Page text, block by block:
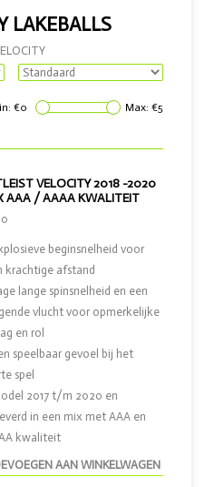
LAKEBALLS
€0 Max: €5
VELOCITY 2018 -2020
AAA / AAAA KWALITEIT
AAN WINKELWAGEN
beginsnelheid voor
krachtige afstand
lange spinsnelheid en een
vlucht voor opmerkelijke
en rol
speelbaar gevoel bij het
spel
2017 t/m 2020 en
in een mix met AAA en
kwaliteit